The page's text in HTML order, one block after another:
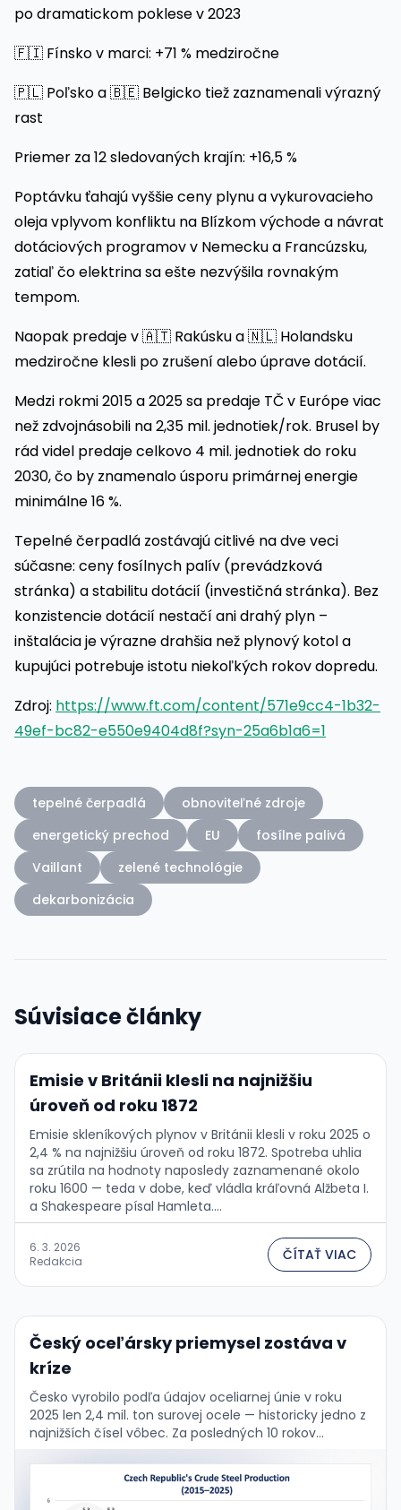
po dramatickom poklese v 2023
🇫🇮 Fínsko v marci: +71 % medziročne
🇵🇱 Poľsko a 🇧🇪 Belgicko tiež zaznamenali výrazný
rast
Priemer za 12 sledovaných krajín: +16,5 %
Poptávku ťahajú vyššie ceny plynu a vykurovacieho
oleja vplyvom konfliktu na Blízkom východe a návrat
dotáciových programov v Nemecku a Francúzsku,
zatiaľ čo elektrina sa ešte nezvýšila rovnakým
tempom.
Naopak predaje v 🇦🇹 Rakúsku a 🇳🇱 Holandsku
medziročne klesli po zrušení alebo úprave dotácií.
Medzi rokmi 2015 a 2025 sa predaje TČ v Európe viac
než zdvojnásobili na 2,35 mil. jednotiek/rok. Brusel by
rád videl predaje celkovo 4 mil. jednotiek do roku
2030, čo by znamenalo úsporu primárnej energie
minimálne 16 %.
Tepelné čerpadlá zostávajú citlivé na dve veci
súčasne: ceny fosílnych palív (prevádzková
stránka) a stabilitu dotácií (investičná stránka). Bez
konzistencie dotácií nestačí ani drahý plyn –
inštalácia je výrazne drahšia než plynový kotol a
kupujúci potrebuje istotu niekoľkých rokov dopredu.
Zdroj: https://www.ft.com/content/571e9cc4-1b32-
49ef-bc82-e550e9404d8f?syn-25a6b1a6=1
tepelné čerpadlá
obnoviteľné zdroje
energetický prechod
EU
fosílne palivá
Vaillant
zelené technológie
dekarbonizácia
Súvisiace články
Emisie v Británii klesli na najnižšiu
úroveň od roku 1872
Emisie skleníkových plynov v Británii klesli v roku 2025 o
2,4 % na najnižšiu úroveň od roku 1872. Spotreba uhlia
sa zrútila na hodnoty naposledy zaznamenané okolo
roku 1600 — teda v dobe, keď vládla kráľovná Alžbeta I.
a Shakespeare písal Hamleta....
6. 3. 2026
Redakcia
ČÍTAŤ VIAC
Český oceľársky priemysel zostáva v
kríze
Česko vyrobilo podľa údajov oceliarnej únie v roku
2025 len 2,4 mil. ton surovej ocele — historicky jedno z
najnižších čísel vôbec. Za posledných 10 rokov
produkcia klesla o viac …